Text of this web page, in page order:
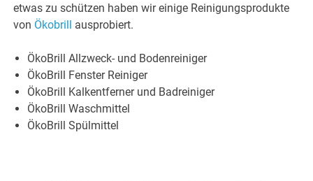
etwas zu schützen haben wir einige Reinigungsprodukte
von Ökobrill ausprobiert.
ÖkoBrill Allzweck- und Bodenreiniger
ÖkoBrill Fenster Reiniger
ÖkoBrill Kalkentferner und Badreiniger
ÖkoBrill Waschmittel
ÖkoBrill Spülmittel